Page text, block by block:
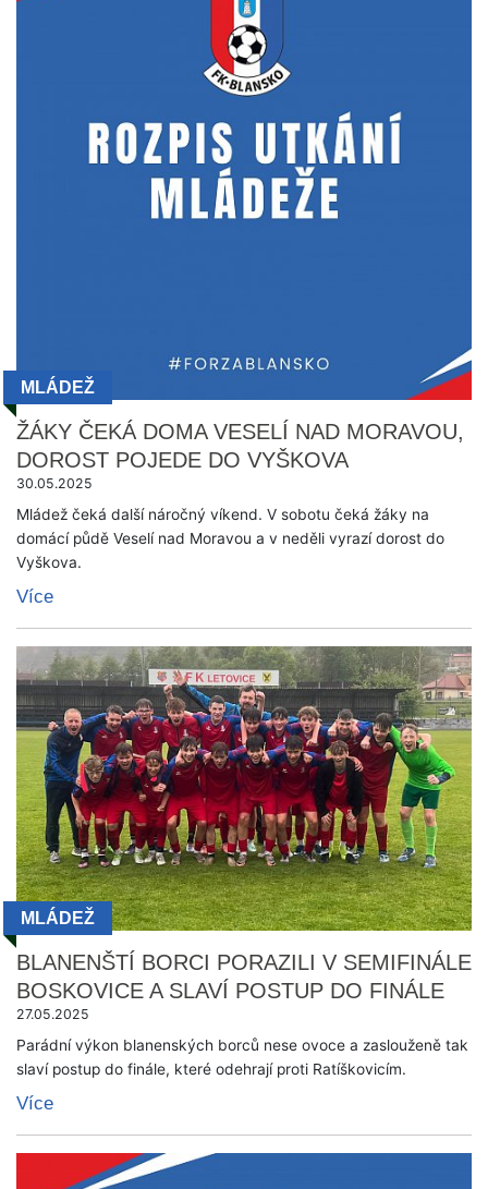
MLÁDEŽ
ŽÁKY ČEKÁ DOMA VESELÍ NAD MORAVOU,
DOROST POJEDE DO VYŠKOVA
30.05.2025
Mládež čeká další náročný víkend. V sobotu čeká žáky na
domácí půdě Veselí nad Moravou a v neděli vyrazí dorost do
Vyškova.
Více
MLÁDEŽ
BLANENŠTÍ BORCI PORAZILI V SEMIFINÁLE
BOSKOVICE A SLAVÍ POSTUP DO FINÁLE
27.05.2025
Parádní výkon blanenských borců nese ovoce a zaslouženě tak
slaví postup do finále, které odehrají proti Ratíškovicím.
Více